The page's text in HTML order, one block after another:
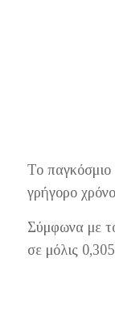
Το παγκόσμιο
γρήγορο
Σύμφωνα με
σε μόλις